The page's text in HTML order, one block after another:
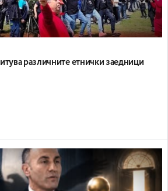
различните етнички заедници